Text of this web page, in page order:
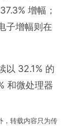
增幅；
子增幅则在
以 32.1% 的
和微处理器
，转载内容只为传